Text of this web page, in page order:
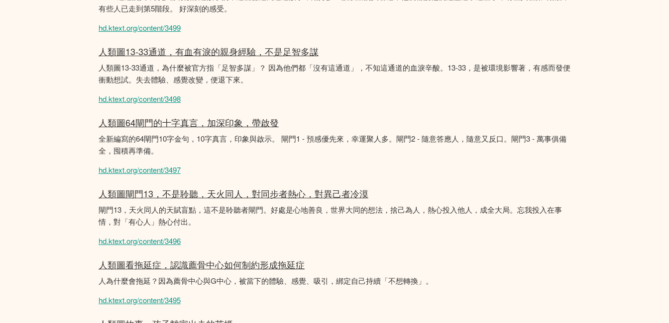
有些人已走到第5階段。 好深刻的感受。
hd.ktext.org/content/3499
人類圖13-33通道，有血有淚的親身經驗，不是足智多謀
人類圖13-33通道，為什麼被官方指「足智多謀」？ 因為他們都「沒有這通道」，不知這通道的血淚辛酸。13-33，是被環境影響著，有感而發便
衝動想試。失去體驗、感覺改變，便退下來。
hd.ktext.org/content/3498
人類圖64閘門的十字真言，加深印象，帶啟發
全新編寫的64閘門10字金句，10字真言，印象與啟示。 閘門1 - 預感優先來，幸運聚人多。閘門2 - 隨意答應人，隨意又反口。閘門3 - 萬事俱備
全，囤積再準備。
hd.ktext.org/content/3497
人類圖閘門13，不是聆聽，天火同人，對同步者熱心，對異己者冷漠
閘門13，天火同人的天賦盲點，這不是聆聽者閘門。好處是心地善良，世界大同的想法，捨己為人，熱心投入他人，成全大局。忘我投入在事
情，對「有心人」熱心付出。
hd.ktext.org/content/3496
人類圖看拖延症，認識薦骨中心如何制約形成拖延症
人為什麼會拖延？因為薦骨中心與G中心，被當下的體驗、感覺、吸引，綁定自己持續「不想轉換」。
hd.ktext.org/content/3495